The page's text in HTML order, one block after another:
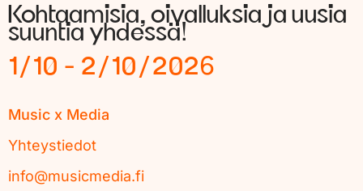
Kohtaamisia, oivalluksia ja uusia
suuntia yhdessä!
1/10 - 2/10/2026
Music x Media
Yhteystiedot
info@musicmedia.fi